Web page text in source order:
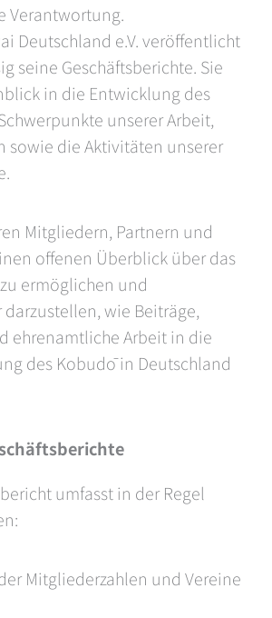
Verantwortung.
Deutschland e.V. veröffentlicht
seine Geschäftsberichte. Sie
in die Entwicklung des
unserer Arbeit,
sowie die Aktivitäten unserer
Mitgliedern, Partnern und
offenen Überblick über das
ermöglichen und
wie Beiträge,
ehrenamtliche Arbeit in die
des Kobudō in Deutschland
umfasst in der Regel
Mitgliederzahlen und Vereine